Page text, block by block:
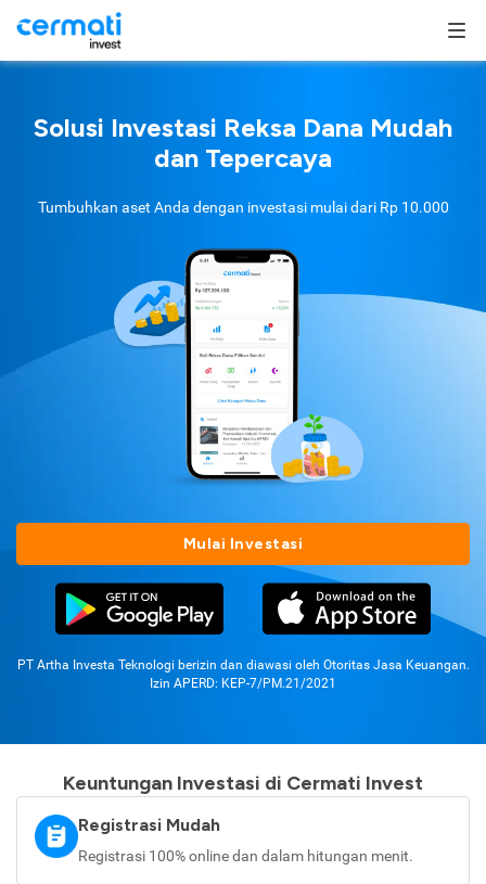
Solusi Investasi Reksa Dana Mudah
dan Tepercaya
Tumbuhkan aset Anda dengan investasi mulai dari Rp 10.000
Mulai Investasi
PT Artha Investa Teknologi berizin dan diawasi oleh Otoritas Jasa Keuangan.
Izin APERD: KEP-7/PM.21/2021
Keuntungan Investasi di Cermati Invest
Registrasi Mudah
Registrasi 100% online dan dalam hitungan menit.